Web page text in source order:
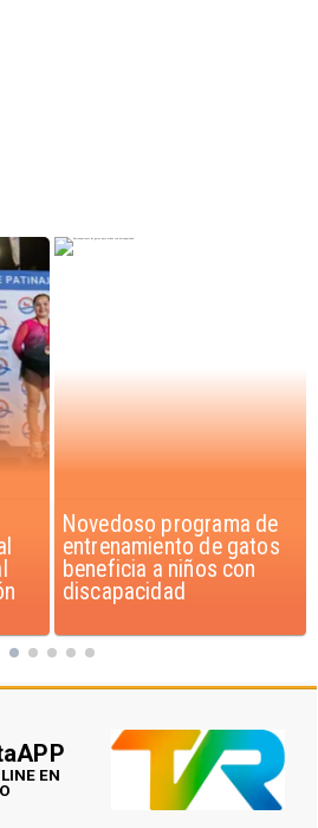
Alarmante hábito en
jóvenes de 13 a 15 años
según encuesta del
Minsal
EN